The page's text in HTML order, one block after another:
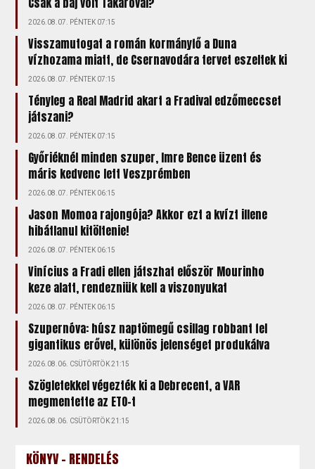
2026.08.07. PÉNTEK 07:15
Visszamutogat a román kormányfő a Duna
vízhozama miatt, de Csernavodára tervet eszeltek ki
2026.08.07. PÉNTEK 07:15
Tényleg a Real Madrid akart a Fradival edzőmeccset
játszani?
2026.08.07. PÉNTEK 07:15
Győriéknél minden szuper, Imre Bence üzent és
máris kedvenc lett Veszprémben
2026.08.07. PÉNTEK 06:15
Jason Momoa rajongója? Akkor ezt a kvízt illene
hibátlanul kitöltenie!
2026.08.07. PÉNTEK 06:15
Vinícius a Fradi ellen játszhat először Mourinho
keze alatt, rendezniük kell a viszonyukat
2026.08.07. PÉNTEK 06:15
Szupernóva: húsz naptömegű csillag robbant fel
gigantikus erővel, különös jelenséget produkálva
2026.08.06. CSÜTÖRTÖK 21:15
Szögletekkel végezték ki a Debrecent, a VAR
megmentette az ETO-t
2026.08.06. CSÜTÖRTÖK 21:15
KÖNYV - RENDELÉS